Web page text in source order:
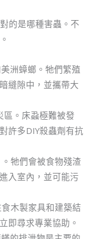
的是哪種害蟲。不
洲蟑螂。牠們繁殖
縫隙中，並攜帶大
區。床蝨極難被發
許多DIY殺蟲劑有抗
牠們會被食物殘渣
入室內，並可能污
木製家具和建築結
即尋求專業協助。